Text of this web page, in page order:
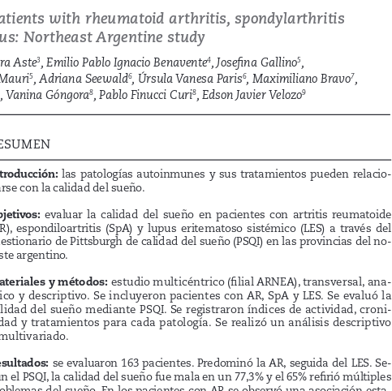
with rheumatoid arthritis, spondylarthritis
Northeast Argentine study
Aste3 , Emilio Pablo Ignacio Benavente4 , Josefina Gallino5
5 , Adriana Seewald6, Úrsula Vanesa Paris6, Maximiliano Bravo7
, Vanina Góngora8 , Pablo Finucci Curi8, Edson Javier Velozo9
  las  patologías  autoinmunes  y  sus  tratamientos  pueden  relacio-
con la calidad del sueño.
  evaluar  la  calidad  del  sueño  en  pacientes  con  artritis  reumatoide
espondiloartritis  (SpA)  y  lupus  eritematoso  sistémico  (LES)  a  través  del
de Pittsburgh de calidad del sueño (PSQI) en las provincias del no-
argentino.
y métodos: estudio multicéntrico (filial ARNEA), transversal, ana-
y descriptivo. Se incluyeron pacientes con AR, SpA y LES. Se evaluó la
del sueño mediante PSQI. Se registraron índices de actividad, croni-
y tratamientos para cada patología. Se realizó un análisis descriptivo
se evaluaron 163 pacientes. Predominó la AR, seguida del LES. Se-
el PSQI, la calidad del sueño fue mala en un 77,3% y el 65% refirió múltiples